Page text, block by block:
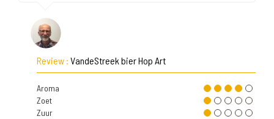
Review : VandeStreek bier Hop Art
Aroma
Zoet
Zuur